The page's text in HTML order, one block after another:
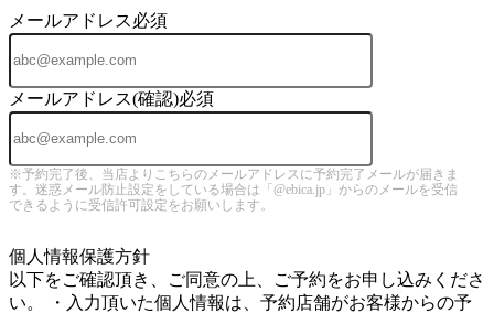
メールアドレス必須
メールアドレス(確認)必須
※予約完了後、当店よりこちらのメールアドレスに予約完了メールが届きま
す。迷惑メール防止設定をしている場合は「@ebica.jp」からのメールを受信
できるように受信許可設定をお願いします。
個人情報保護方針
以下をご確認頂き、ご同意の上、ご予約をお申し込みくださ
い。 ・入力頂いた個人情報は、予約店舗がお客様からの予